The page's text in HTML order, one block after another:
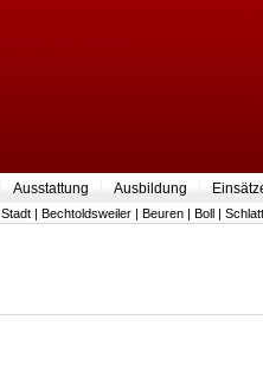
Ausstattung Ausbildung
Stadt | Bechtoldsweiler | Beuren | Boll | Schlatt